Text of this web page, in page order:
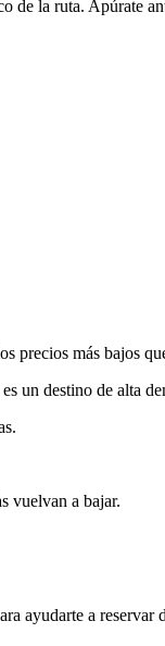
la ruta. Apúrate
más bajos
un destino de alta
vuelvan a bajar.
ayudarte a reservar